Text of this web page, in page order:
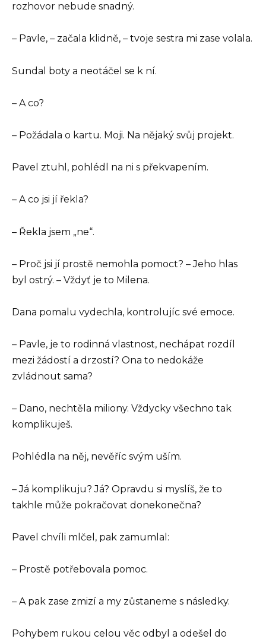
rozhovor nebude snadný.
– Pavle, – začala klidně, – tvoje sestra mi zase volala.
Sundal boty a neotáčel se k ní.
– A co?
– Požádala o kartu. Moji. Na nějaký svůj projekt.
Pavel ztuhl, pohlédl na ni s překvapením.
– A co jsi jí řekla?
– Řekla jsem „ne“.
– Proč jsi jí prostě nemohla pomoct? – Jeho hlas
byl ostrý. – Vždyť je to Milena.
Dana pomalu vydechla, kontrolujíc své emoce.
– Pavle, je to rodinná vlastnost, nechápat rozdíl
mezi žádostí a drzostí? Ona to nedokáže
zvládnout sama?
– Dano, nechtěla miliony. Vždycky všechno tak
komplikuješ.
Pohlédla na něj, nevěříc svým uším.
– Já komplikuju? Já? Opravdu si myslíš, že to
takhle může pokračovat donekonečna?
Pavel chvíli mlčel, pak zamumlal:
– Prostě potřebovala pomoc.
– A pak zase zmizí a my zůstaneme s následky.
Pohybem rukou celou věc odbyl a odešel do